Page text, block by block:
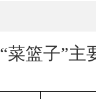
“菜篮子”主